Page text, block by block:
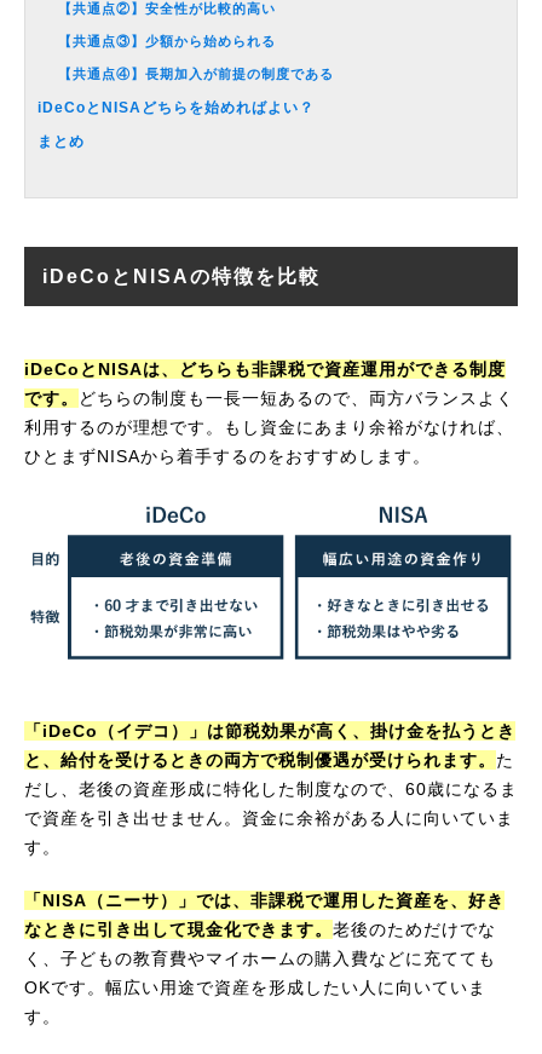
【共通点②】安全性が比較的高い
【共通点③】少額から始められる
【共通点④】長期加入が前提の制度である
iDeCoとNISAどちらを始めればよい？
まとめ
iDeCoとNISAの特徴を比較
iDeCoとNISAは、どちらも非課税で資産運用ができる制度
です。
どちらの制度も一長一短あるので、両方バランスよく
利用するのが理想です。もし資金にあまり余裕がなければ、
ひとまずNISAから着手するのをおすすめします。
「iDeCo（イデコ）」は節税効果が高く、掛け金を払うとき
と、給付を受けるときの両方で税制優遇が受けられます。 た
だし、老後の資産形成に特化した制度なので、60歳になるま
で資産を引き出せません。資金に余裕がある人に向いていま
す。
「NISA（ニーサ）」では、非課税で運用した資産を、好き
なときに引き出して現金化できます。 老後のためだけでな
く、子どもの教育費やマイホームの購入費などに充てても
OKです。幅広い用途で資産を形成したい人に向いていま
す。